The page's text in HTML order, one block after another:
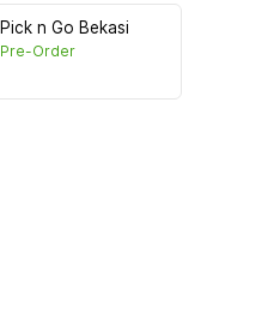
Pick n Go Bekasi
Pre-Order